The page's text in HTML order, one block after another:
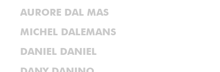
AURORE DAL MAS
MICHEL DALEMANS
DANIEL DANIEL